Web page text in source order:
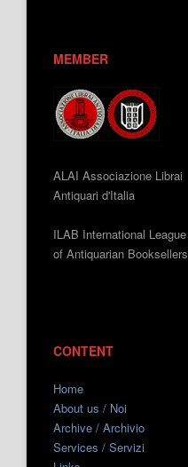
MEMBER
ALAI Associazione Librai
Antiquari d'Italia
ILAB International League
of Antiquarian Booksellers
CONTENT
Home
About us / Noi
Archive / Archivio
Services / Servizi